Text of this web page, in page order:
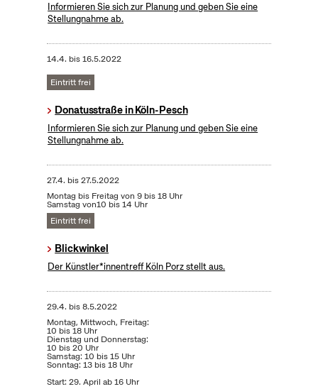
Informieren Sie sich zur Planung und geben Sie eine
Stellungnahme ab.
14.4. bis16.5.2022
Eintritt frei
Donatusstraße in Köln-Pesch
Informieren Sie sich zur Planung und geben Sie eine
Stellungnahme ab.
27.4. bis27.5.2022
Montag bis Freitag von 9 bis 18 Uhr
Samstag von10 bis 14 Uhr
Eintritt frei
Blickwinkel
Der Künstler*innentreff Köln Porz stellt aus.
29.4. bis8.5.2022
Montag, Mittwoch, Freitag:
10 bis 18 Uhr
Dienstag und Donnerstag:
10 bis 20 Uhr
Samstag: 10 bis 15 Uhr
Sonntag: 13 bis 18 Uhr
Start: 29. April ab 16 Uhr